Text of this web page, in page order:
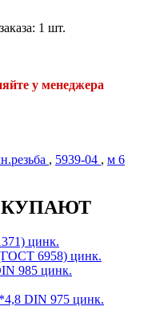
1 шт.
у менеджера
, 5939-04 , м 6
цинк.
6958) цинк.
985 цинк.
DIN 975 цинк.